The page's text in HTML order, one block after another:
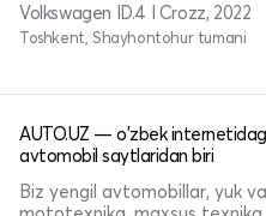
Volkswagen ID.4 I Crozz, 2022
Toshkent, Shayhontohur tumani
AUTO.UZ — o'zbek
avtomobil saytlaridan biri
Biz yengil avtomobillar, yuk